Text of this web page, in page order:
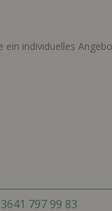
ein individuelles
797 99 83